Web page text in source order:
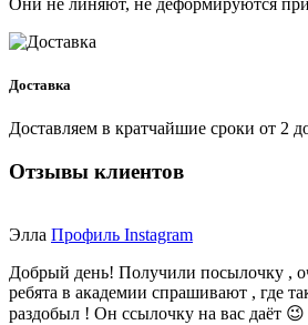
Они не линяют, не деформируются
Доставка
Доставляем в кратчайшие сроки от 2
Отзывы клиентов
Элла Профиль Instagram
Добрый день! Получили посылочку ,
ребята в академии спрашивают , где
раздобыл ! Он ссылочку на вас даёт